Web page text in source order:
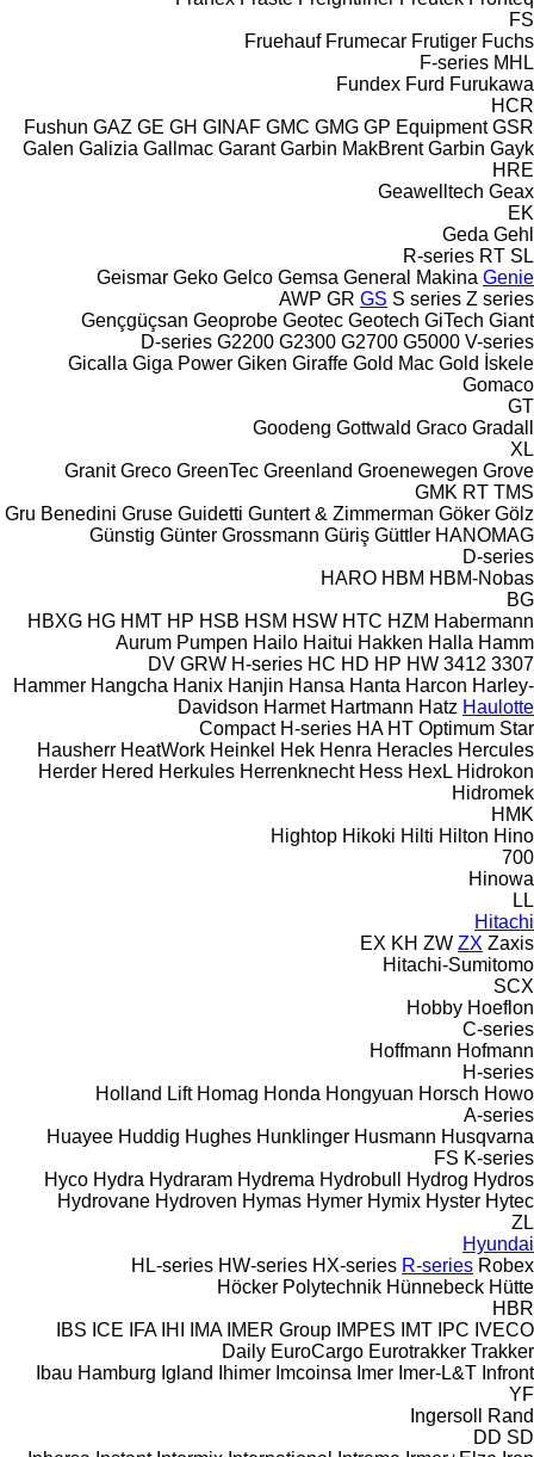
FS
Fruehauf Frumecar Frutiger Fuchs
F-series MHL
Fundex Furd Furukawa
HCR
Fushun GAZ GE GH GINAF GMC GMG GP Equipment GSR
Galen Galizia Gallmac Garant Garbin MakBrent Garbin Gayk
HRE
Geawelltech Geax
EK
Geda Gehl
R-series RT SL
Geismar Geko Gelco Gemsa General Makina Genie
AWP GR GS S series Z series
Gençgüçsan Geoprobe Geotec Geotech GiTech Giant
D-series G2200 G2300 G2700 G5000 V-series
Gicalla Giga Power Giken Giraffe Gold Mac Gold İskele
Gomaco
GT
Goodeng Gottwald Graco Gradall
XL
Granit Greco GreenTec Greenland Groenewegen Grove
GMK RT TMS
Gru Benedini Gruse Guidetti Guntert & Zimmerman Göker Gölz
Günstig Günter Grossmann Güriş Güttler HANOMAG
D-series
HARO HBM HBM-Nobas
BG
HBXG HG HMT HP HSB HSM HSW HTC HZM Habermann
Aurum Pumpen Hailo Haitui Hakken Halla Hamm
3307
3412
DV GRW H-series HC HD HP HW
Hammer Hangcha Hanix Hanjin Hansa Hanta Harcon Harley-
Davidson Harmet Hartmann Hatz Haulotte
Compact H-series HA HT Optimum Star
Hausherr HeatWork Heinkel Hek Henra Heracles Hercules
Herder Hered Herkules Herrenknecht Hess HexL Hidrokon
Hidromek
HMK
Hightop Hikoki Hilti Hilton Hino
700
Hinowa
LL
Hitachi
EX KH ZW ZX Zaxis
Hitachi-Sumitomo
SCX
Hobby Hoeflon
C-series
Hoffmann Hofmann
H-series
Holland Lift Homag Honda Hongyuan Horsch Howo
A-series
Huayee Huddig Hughes Hunklinger Husmann Husqvarna
FS K-series
Hyco Hydra Hydraram Hydrema Hydrobull Hydrog Hydros
Hydrovane Hydroven Hymas Hymer Hymix Hyster Hytec
ZL
Hyundai
HL-series HW-series HX-series R-series Robex
Höcker Polytechnik Hünnebeck Hütte
HBR
IBS ICE IFA IHI IMA IMER Group IMPES IMT IPC IVECO
Daily EuroCargo Eurotrakker Trakker
Ibau Hamburg Igland Ihimer Imcoinsa Imer Imer-L&T Infront
YF
Ingersoll Rand
DD SD